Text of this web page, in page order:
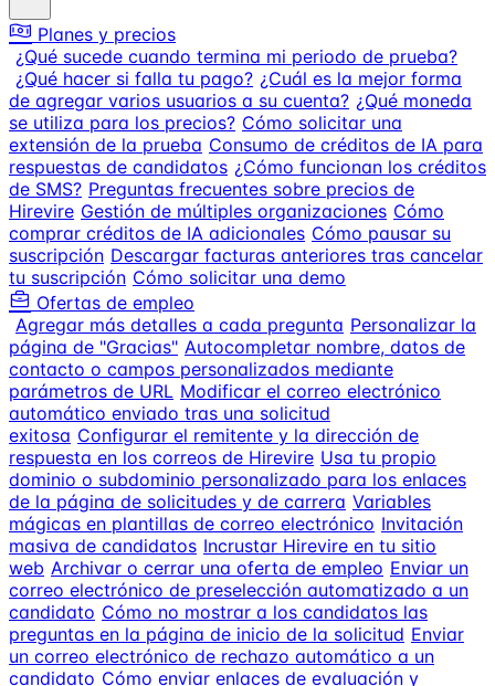
Planes y precios
¿Qué sucede cuando termina mi periodo de prueba?
¿Qué hacer si falla tu pago? ¿Cuál es la mejor forma
de agregar varios usuarios a su cuenta? ¿Qué moneda
se utiliza para los precios? Cómo solicitar una
extensión de la prueba Consumo de créditos de IA para
respuestas de candidatos ¿Cómo funcionan los créditos
de SMS? Preguntas frecuentes sobre precios de
Hirevire Gestión de múltiples organizaciones Cómo
comprar créditos de IA adicionales Cómo pausar su
suscripción Descargar facturas anteriores tras cancelar
tu suscripción Cómo solicitar una demo
Ofertas de empleo
Agregar más detalles a cada pregunta Personalizar la
página de "Gracias" Autocompletar nombre, datos de
contacto o campos personalizados mediante
parámetros de URL Modificar el correo electrónico
automático enviado tras una solicitud
exitosa Configurar el remitente y la dirección de
respuesta en los correos de Hirevire Usa tu propio
dominio o subdominio personalizado para los enlaces
de la página de solicitudes y de carrera Variables
mágicas en plantillas de correo electrónico Invitación
masiva de candidatos Incrustar Hirevire en tu sitio
web Archivar o cerrar una oferta de empleo Enviar un
correo electrónico de preselección automatizado a un
candidato Cómo no mostrar a los candidatos las
preguntas en la página de inicio de la solicitud Enviar
un correo electrónico de rechazo automático a un
candidato Cómo enviar enlaces de evaluación y